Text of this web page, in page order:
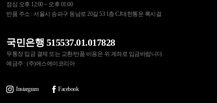
점심 오후 12:00 ~ 오후 01:00
반품 주소 : 서울시 송파구 동남로 20길 53 1층 CJ대한통운 록시걸
국민은행 515537.01.017828
무통장 입금 결제 또는 교환/반품 비용은 위 계좌로 입금바랍니다.
예금주 : (주)에스에이코리아
Instargram Facebook